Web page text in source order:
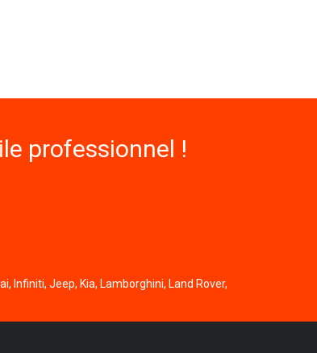
professionnel !
Infiniti, Jeep, Kia, Lamborghini, Land Rover,